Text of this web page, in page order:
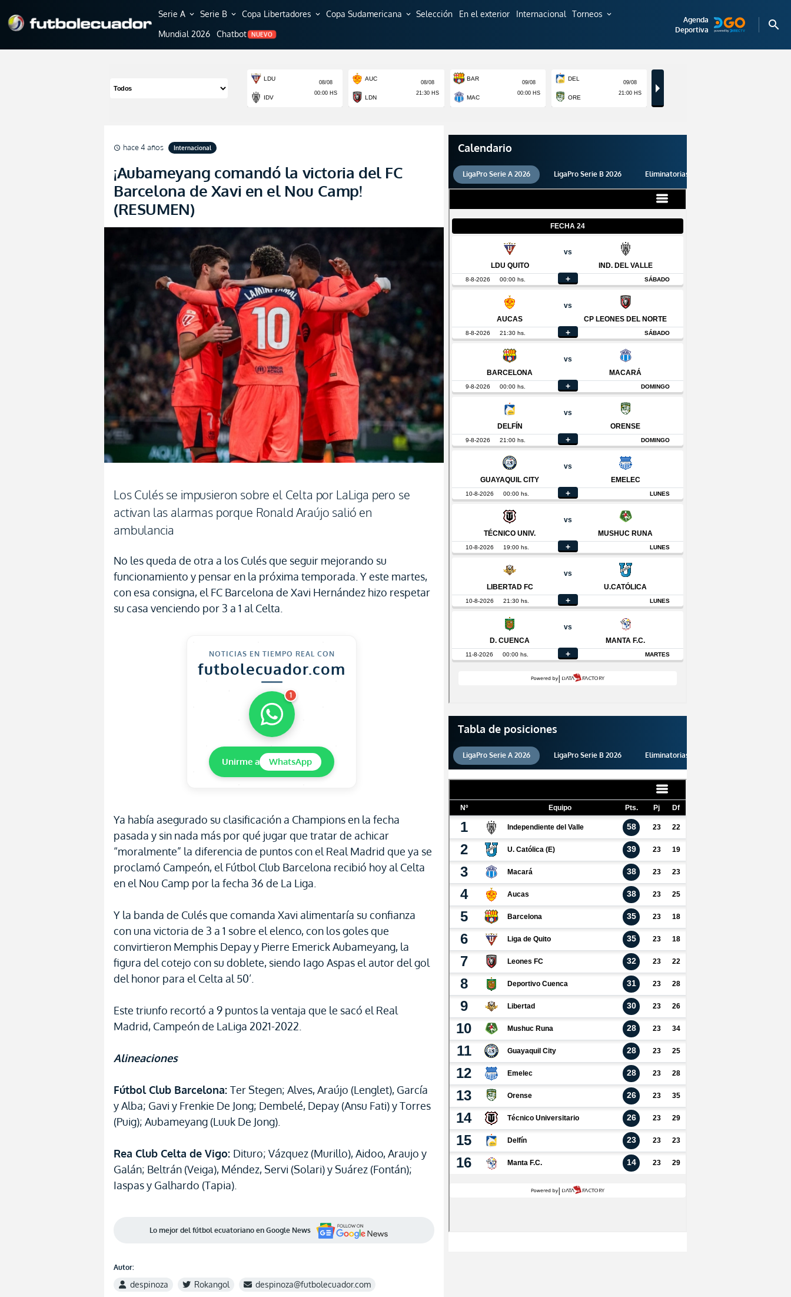
Serie A expand_more Serie B expand_more Copa Libertadores expand_more Copa Sudamericana expand_more Selección En el exterior Internacional Torneos expand_more
Mundial 2026 Chatbot NUEVO
Agenda
Deportiva
search
schedule hace 4 años Internacional
¡Aubameyang comandó la victoria del FC
Barcelona de Xavi en el Nou Camp!
(RESUMEN)
Los Culés se impusieron sobre el Celta por LaLiga pero se
activan las alarmas porque Ronald Araújo salió en
ambulancia
No les queda de otra a los Culés que seguir mejorando su
funcionamiento y pensar en la próxima temporada. Y este martes,
con esa consigna, el FC Barcelona de Xavi Hernández hizo respetar
su casa venciendo por 3 a 1 al Celta.
NOTICIAS EN TIEMPO REAL CON
futbolecuador.com
1
Unirme a WhatsApp
Ya había asegurado su clasificación a Champions en la fecha
pasada y sin nada más por qué jugar que tratar de achicar
“moralmente” la diferencia de puntos con el Real Madrid que ya se
proclamó Campeón, el Fútbol Club Barcelona recibió hoy al Celta
en el Nou Camp por la fecha 36 de La Liga.
Y la banda de Culés que comanda Xavi alimentaría su confianza
con una victoria de 3 a 1 sobre el elenco, con los goles que
convirtieron Memphis Depay y Pierre Emerick Aubameyang, la
figura del cotejo con su doblete, siendo Iago Aspas el autor del gol
del honor para el Celta al 50’.
Este triunfo recortó a 9 puntos la ventaja que le sacó el Real
Madrid, Campeón de LaLiga 2021-2022.
Alineaciones
Fútbol Club Barcelona: Ter Stegen; Alves, Araújo (Lenglet), García
y Alba; Gavi y Frenkie De Jong; Dembelé, Depay (Ansu Fati) y Torres
(Puig); Aubameyang (Luuk De Jong).
Rea Club Celta de Vigo: Dituro; Vázquez (Murillo), Aidoo, Araujo y
Galán; Beltrán (Veiga), Méndez, Servi (Solari) y Suárez (Fontán);
Iaspas y Galhardo (Tapia).
Lo mejor del fútbol ecuatoriano en Google News
Autor:
despinoza Rokangol despinoza@futbolecuador.com
Calendario
LigaPro Serie A 2026 LigaPro Serie B 2026 Eliminatorias 2026
Tabla de posiciones
LigaPro Serie A 2026 LigaPro Serie B 2026 Eliminatorias 2026